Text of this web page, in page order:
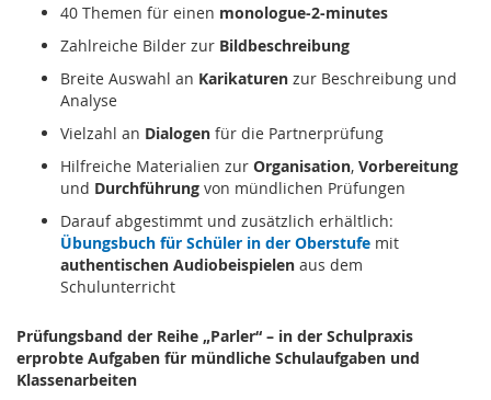
40 Themen für einen monologue-2-minutes
Zahlreiche Bilder zur Bildbeschreibung
Breite Auswahl an Karikaturen zur Beschreibung und
Analyse
Vielzahl an Dialogen für die Partnerprüfung
Hilfreiche Materialien zur Organisation, Vorbereitung
und Durchführung von mündlichen Prüfungen
Darauf abgestimmt und zusätzlich erhältlich:
Übungsbuch für Schüler in der Oberstufe mit
authentischen Audiobeispielen aus dem
Schulunterricht
Prüfungsband der Reihe „Parler“ – in der Schulpraxis
erprobte Aufgaben für mündliche Schulaufgaben und
Klassenarbeiten